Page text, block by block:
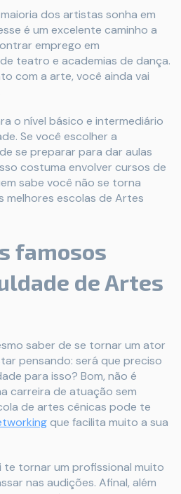
dos artistas sonha em
é um excelente caminho a
emprego em
teatro e academias de dança.
com a arte, você ainda vai
o nível básico e intermediário
Se você escolher a
se preparar para dar aulas
costuma envolver cursos de
sabe você não se torna
melhores escolas de Artes
famosos
de Artes
saber de se tornar um ator
pensando: será que preciso
para isso? Bom, não é
carreira de atuação sem
de artes cênicas pode te
que facilita muito a sua
te tornar um profissional muito
nas audições. Afinal, além